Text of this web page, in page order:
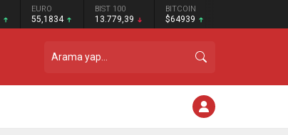
EURO
55,1834
BIST 100
13.779,39
BITCOIN
$64939